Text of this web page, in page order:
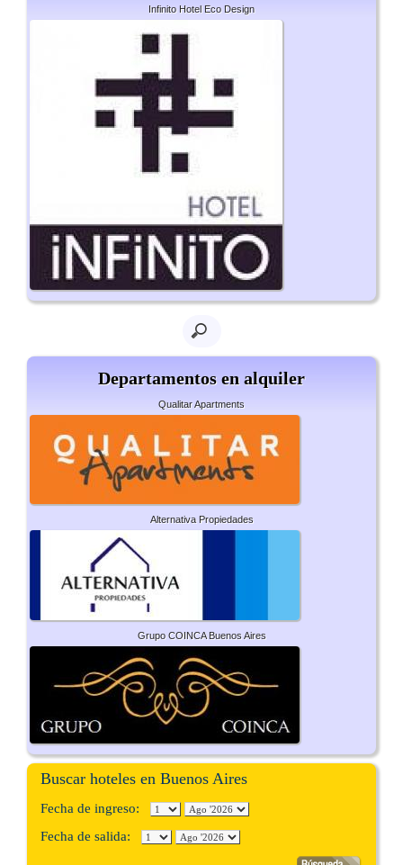
Infinito Hotel Eco Design
Departamentos en alquiler
Qualitar Apartments
Alternativa Propiedades
Grupo COINCA Buenos Aires
Buscar hoteles en Buenos Aires
Fecha de ingreso:
Fecha de salida: